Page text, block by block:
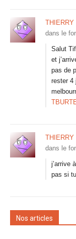
THIERRY
dans le
Salut
et
pas de
rester 4
THIERRY
dans le
j’arrive
pas si
Nos articles